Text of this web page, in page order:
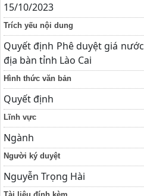
15/10/2023
Trích yếu nội dung
Quyết định Phê duyệt giá
địa bàn tỉnh Lào Cai
Hình thức văn bản
Quyết định
Lĩnh vực
Ngành
Người ký duyệt
Nguyễn Trọng Hài